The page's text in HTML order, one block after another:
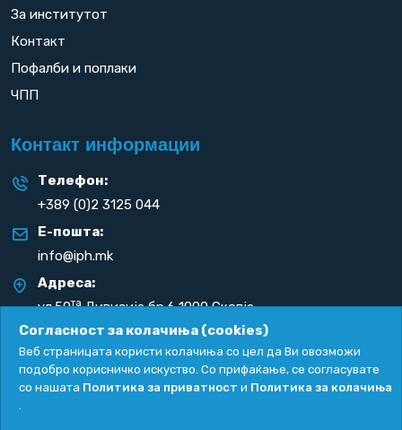
За институтот
Контакт
Пофалби и поплаки
ЧПП
Контакт информации
Телефон:
+389 (0)2 3125 044
Е-пошта:
info@iph.mk
Адреса:
ул.50таДивизија бр.6 1000 Скопје
Република С. Македонија
Согласност за колачиња (cookies)
Веб страницата користи колачиња со цел да Ви овозможи
подобро корисничко искуство. Со прифаќање, се согласувате
со нашата Политика за приватност и Политика за колачиња
.